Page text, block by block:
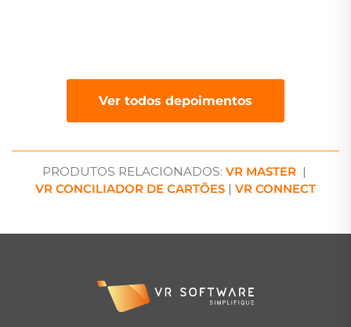
Ver todos depoimentos
PRODUTOS RELACIONADOS: VR MASTER|
VR CONCILIADOR DE CARTÕES | VR CONNECT